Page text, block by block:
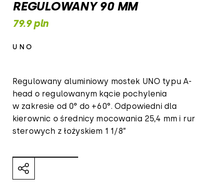
REGULOWANY 90 MM
79.9 pln
UNO
Regulowany aluminiowy mostek UNO typu A-
head o regulowanym kącie pochylenia
w zakresie od 0° do +60°. Odpowiedni dla
kierownic o średnicy mocowania 25,4 mm i rur
sterowych z łożyskiem 1 1/8”